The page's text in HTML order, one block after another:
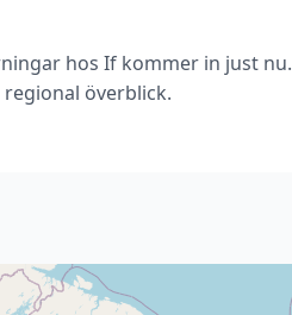
hos If kommer in just nu.
överblick.